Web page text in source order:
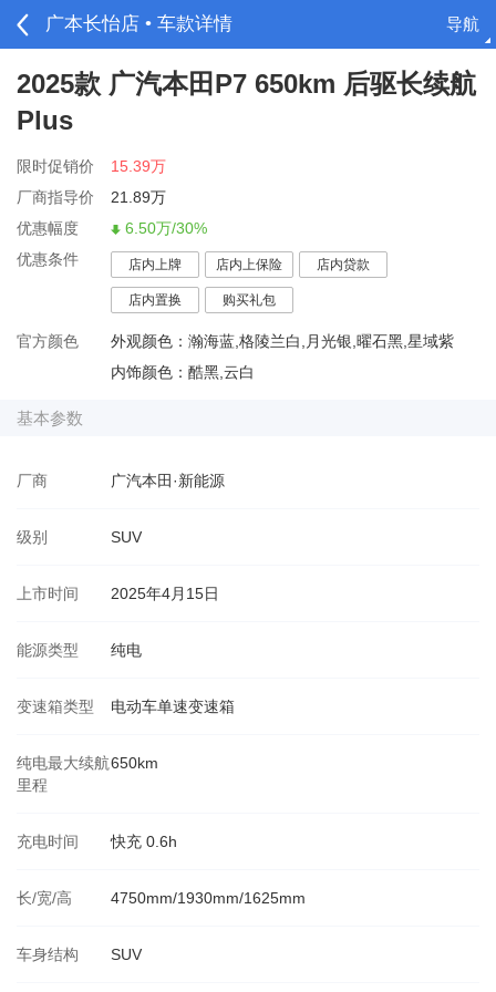
广本长怡店 • 车款详情 导航
请登录
2025款 广汽本田P7 650km 后驱长续航
Plus
限时促销价
15.39万
厂商指导价
21.89万
优惠幅度
6.50万/30%
优惠条件
店内上牌 店内上保险 店内贷款
店内置换 购买礼包
官方颜色
外观颜色：瀚海蓝,格陵兰白,月光银,曜石黑,星域紫
内饰颜色：酷黑,云白
基本参数
厂商 广汽本田·新能源
级别 SUV
上市时间 2025年4月15日
能源类型 纯电
变速箱类型 电动车单速变速箱
纯电最大续航
里程
650km
充电时间 快充 0.6h
长/宽/高 4750mm/1930mm/1625mm
车身结构 SUV